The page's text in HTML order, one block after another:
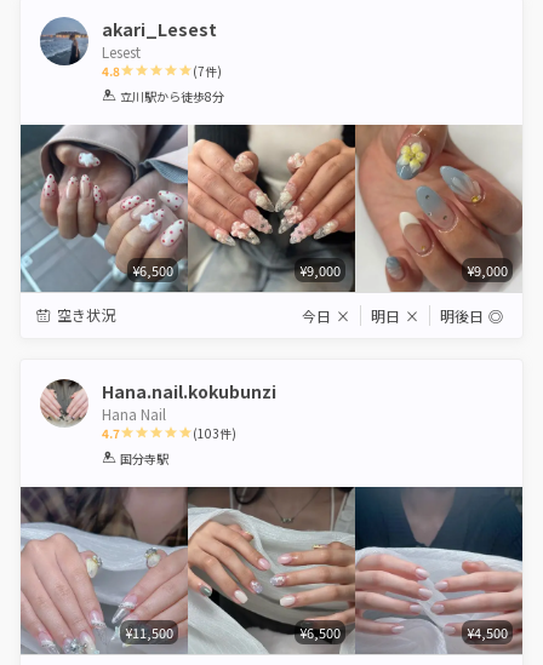
akari_Lesest
Lesest
4.8
1 2 3 4 5
(7件)
立川駅から徒歩8分
¥6,500 ¥9,000 ¥9,000
空き状況 今日 × 明日 × 明後日 ◎
Hana.nail.kokubunzi
Hana Nail
4.7
1 2 3 4
(103件)
国分寺駅
¥11,500 ¥6,500 ¥4,500